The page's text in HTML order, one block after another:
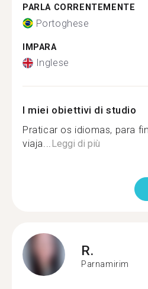
PARLA CORRENTEMENTE
Portoghese
IMPARA
Inglese
I miei obiettivi di studio
Praticar os idiomas, para
viaja...Leggi di più
R.
Parnamirim